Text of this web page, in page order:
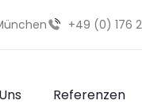
+49 (0) 176
Referenzen